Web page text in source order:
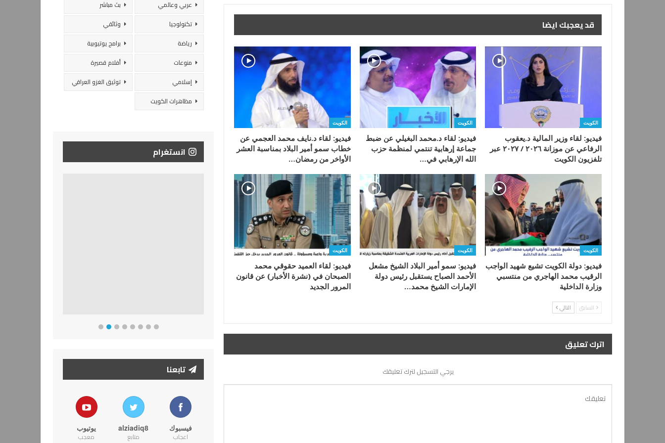
قد يعجبك ايضا
الكويت
فيديو: لقاء وزير المالية د.يعقوب
الرفاعي عن موزانة ٢٠٢٦ / ٢٠٢٧ عبر
تلفزيون الكويت
الكويت
فيديو: لقاء د.محمد البغيلي عن ضبط
جماعة إرهابية تنتمي لمنظمة حزب
الله الإرهابي في…
الكويت
فيديو: لقاء د.نايف محمد العجمي عن
خطاب سمو أمير البلاد بمناسبة العشر
الأواخر من رمضان…
الكويت
فيديو: دولة الكويت تشيع شهيد الواجب
الرقيب محمد الهاجري من منتسبي
وزارة الداخلية
الكويت
فيديو: سمو أمير البلاد الشيخ مشعل
الأحمد الصباح يستقبل رئيس دولة
الإمارات الشيخ محمد…
الكويت
فيديو: لقاء العميد حقوقي محمد
الصبحان في (نشرة الأخبار) عن قانون
المرور الجديد
السابق التالي
اترك تعليق
يرجي التسجيل لترك تعليقك
عربي وعالمي
بث مباشر
تكنولوجيا
وثائقي
رياضة
برامج يوتيوبية
منوعات
أفلام قصيرة
إسلامي
توثيق الغزو العراقي
مظاهرات الكويت
انستغرام
تابعنا
فيسبوك
اعجاب
alziadiq8
متابع
يوتيوب
معجب